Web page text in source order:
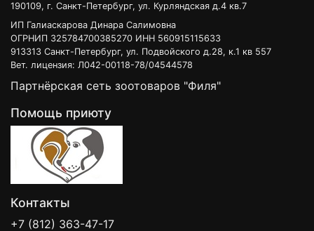
190109, г. Санкт-Петербург, ул. Курляндская д.4 кв.7
ИП Галиаскарова Динара Салимовна
ОГРНИП 325784700385270 ИНН 560915115633
913313 Санкт-Петербург, ул. Подвойского д.28, к.1 кв 557
Вет. лицензия: Л042-00118-78/04544578
Партнёрская сеть зоотоваров "Филя"
Помощь приюту
Контакты
+7 (812) 363-47-17